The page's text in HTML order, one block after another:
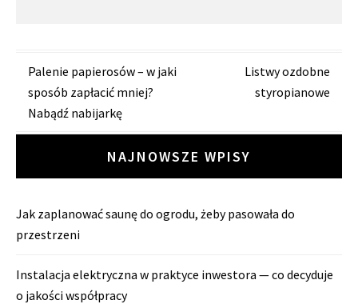
Zobacz
wpisy
Palenie papierosów – w jaki
sposób zapłacić mniej?
Nabądź nabijarkę
Listwy ozdobne
styropianowe
NAJNOWSZE WPISY
Jak zaplanować saunę do ogrodu, żeby pasowała do
przestrzeni
Instalacja elektryczna w praktyce inwestora — co decyduje
o jakości współpracy